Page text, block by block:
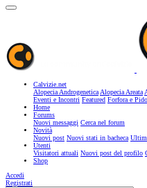
Calvizie.net
Alopecia AndrogeneticaAlopecia Areata
Eventi e Incontri Featured Forfora e
Home
Forums
Nuovi messaggi Cerca nel forum
Novità
Nuovi post Nuovi stati in bacheca
Utenti
Visitatori attuali Nuovi post del profilo
Shop
Accedi
Registrati